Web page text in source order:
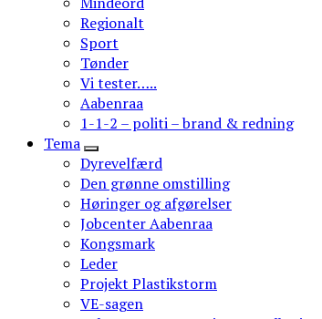
Regionalt
Sport
Tønder
Vi tester…..
Aabenraa
1-1-2 – politi – brand & redning
Tema
Dyrevelfærd
Den grønne omstilling
Høringer og afgørelser
Jobcenter Aabenraa
Kongsmark
Leder
Projekt Plastikstorm
VE-sagen